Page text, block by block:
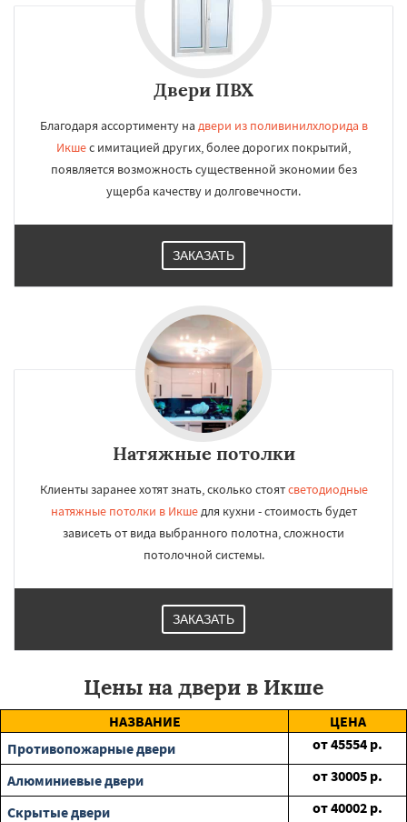
Двери ПВХ
Благодаря ассортименту на двери из поливинилхлорида в
Икшес имитацией других, более дорогих покрытий,
появляется возможность существенной экономии без
ущерба качеству и долговечности.
ЗАКАЗАТЬ
Натяжные потолки
Клиенты заранее хотят знать, сколько стоятсветодиодные
натяжные потолки в Икшедля кухни - стоимость будет
зависеть от вида выбранного полотна, сложности
потолочной системы.
ЗАКАЗАТЬ
Цены на двери в Икше
НАЗВАНИЕ
ЦЕНА
Противопожарные двери
от45554 р.
Алюминиевые двери
от30005 р.
Скрытые двери
от40002 р.